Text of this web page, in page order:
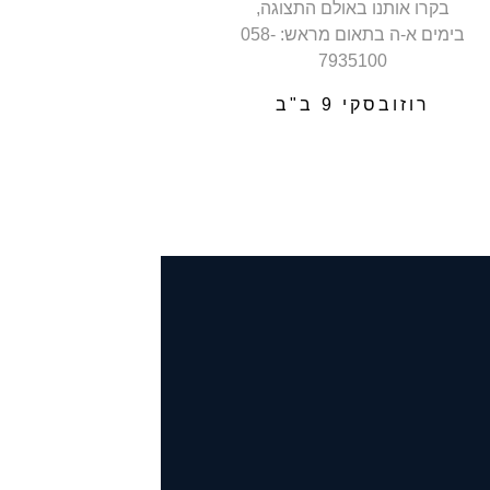
בקרו אותנו באולם התצוגה,
בימים א-ה בתאום מראש: 058-
7935100
רוזובסקי 9 ב"ב